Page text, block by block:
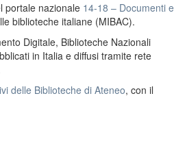
portale nazionale 14-18 – Documenti e
biblioteche italiane (MIBAC).
Digitale, Biblioteche Nazionali
in Italia e diffusi tramite rete
delle Biblioteche di Ateneo, con il